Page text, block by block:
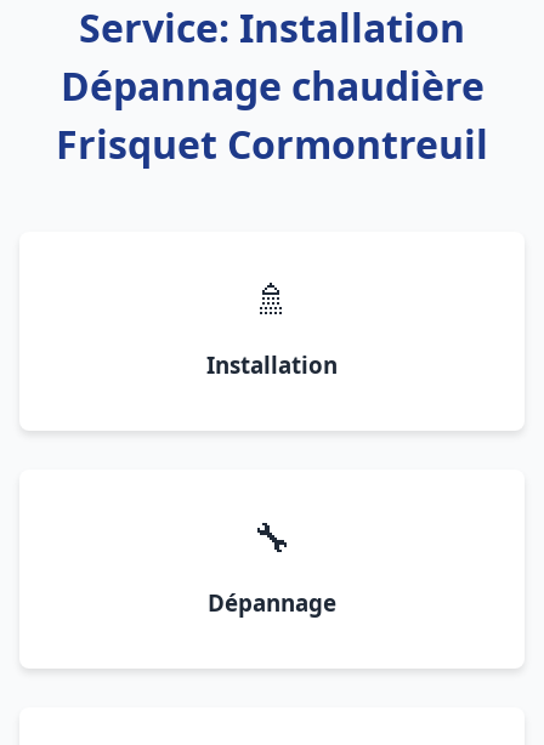
Service: Installation
Dépannage chaudière
Frisquet Cormontreuil
🚿
Installation
🔧
Dépannage